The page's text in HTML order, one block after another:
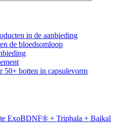
in de aanbieding
de bloedsomloop
50+ botten in capsulevorm
ExoBDNF® + Triphala + Baikal